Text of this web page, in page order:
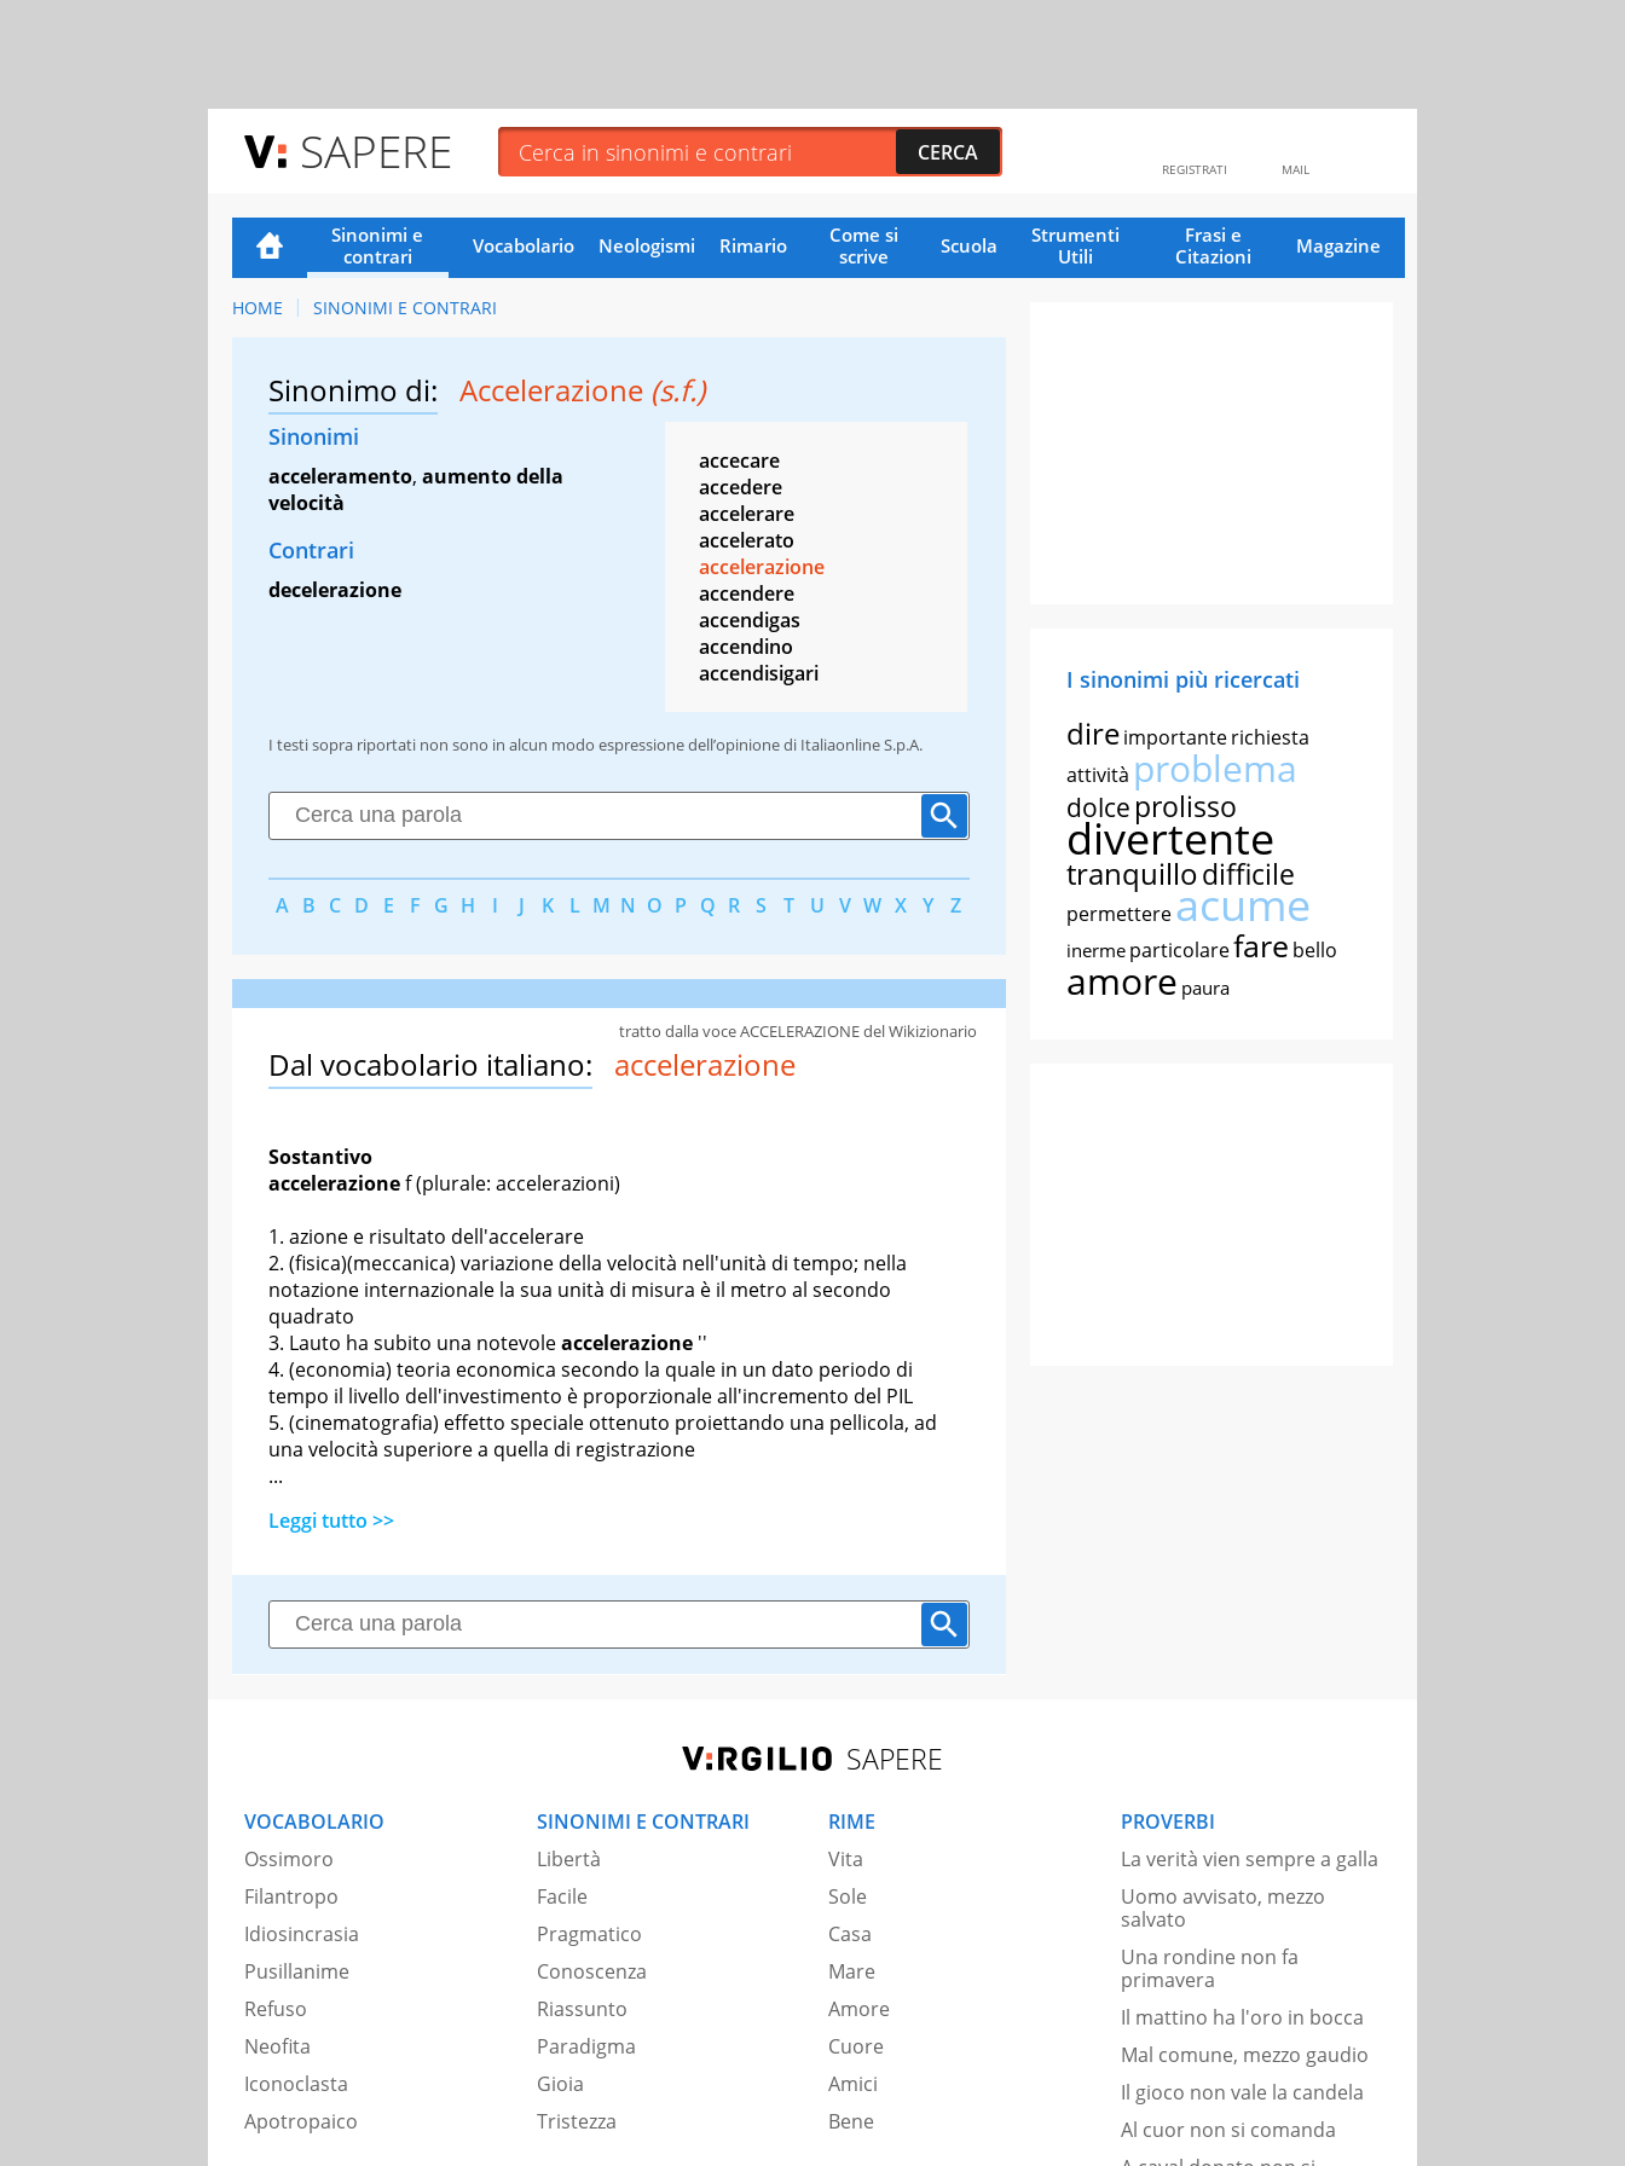
SAPERE MAIL
REGISTRATI
Sinonimi e
contrari
Vocabolario Neologismi Rimario
Come si
scrive
Scuola
Strumenti
Utili
Frasi e
Citazioni
Magazine
HOME SINONIMI E CONTRARI
Sinonimo di: Accelerazione (s.f.)
Sinonimi
acceleramento, aumento della
velocità
Contrari
decelerazione
accecare
accedere
accelerare
accelerato
accelerazione
accendere
accendigas
accendino
accendisigari
I testi sopra riportati non sono in alcun modo espressione dell’opinione di Italiaonline S.p.A.
A B C D E F G H I J K L M N O P Q R S T U V W X Y Z
Dal vocabolario italiano: accelerazione
Sostantivo
accelerazionef(plurale: accelerazioni)
azione e risultato dell'accelerare
(fisica)(meccanica) variazione della velocità nell'unità di tempo; nella
notazione internazionale la sua unità di misura è il metro al secondo
quadrato
Lauto ha subito una notevoleaccelerazione ''
(economia) teoria economica secondo la quale in un dato periodo di
tempo il livello dell'investimento è proporzionale all'incremento del PIL
(cinematografia) effetto speciale ottenuto proiettando una pellicola, ad
una velocità superiore a quella di registrazione
...
Leggi tutto >>
tratto dalla voce ACCELERAZIONE del Wikizionario
I sinonimi più ricercati
direimportanterichiesta
attività problema
dolce prolisso
divertente
tranquillodifficile
permettereacume
inerme particolarefare bello
amore paura
SAPERE
VOCABOLARIO
Ossimoro
Filantropo
Idiosincrasia
Pusillanime
Refuso
Neofita
Iconoclasta
Apotropaico
SINONIMI E CONTRARI
Libertà
Facile
Pragmatico
Conoscenza
Riassunto
Paradigma
Gioia
Tristezza
RIME
Vita
Sole
Casa
Mare
Amore
Cuore
Amici
Bene
PROVERBI
La verità vien sempre a galla
Uomo avvisato, mezzo
salvato
Una rondine non fa
primavera
Il mattino ha l'oro in bocca
Mal comune, mezzo gaudio
Il gioco non vale la candela
Al cuor non si comanda